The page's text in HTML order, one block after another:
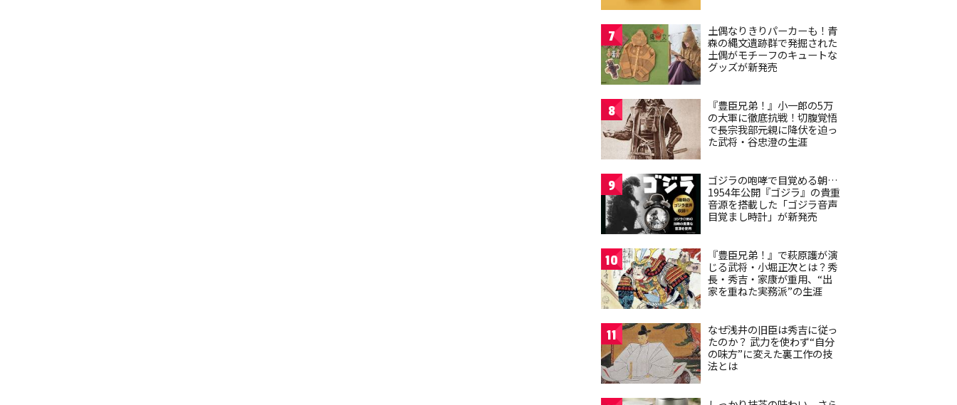
7
土偶なりきりパーカーも！青
森の縄文遺跡群で発掘された
土偶がモチーフのキュートな
グッズが新発売
8
『豊臣兄弟！』小一郎の5万
の大軍に徹底抗戦！切腹覚悟
で長宗我部元親に降伏を迫っ
た武将・谷忠澄の生涯
9
ゴジラの咆哮で目覚める朝…
1954年公開『ゴジラ』の貴重
音源を搭載した「ゴジラ音声
目覚まし時計」が新発売
10
『豊臣兄弟！』で萩原護が演
じる武将・小堀正次とは？秀
長・秀吉・家康が重用、“出
家を重ねた実務派”の生涯
11
なぜ浅井の旧臣は秀吉に従っ
たのか？ 武力を使わず“自分
の味方”に変えた裏工作の技
法とは